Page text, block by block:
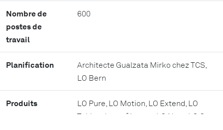
Nombre de
postes de
travail
600
Planification
Architecte Gualzata Mirko chez TCS,
LO Bern
Produits
LO Pure, LO Motion, LO Extend, LO
Tables de conférence, LO Next, LO One,